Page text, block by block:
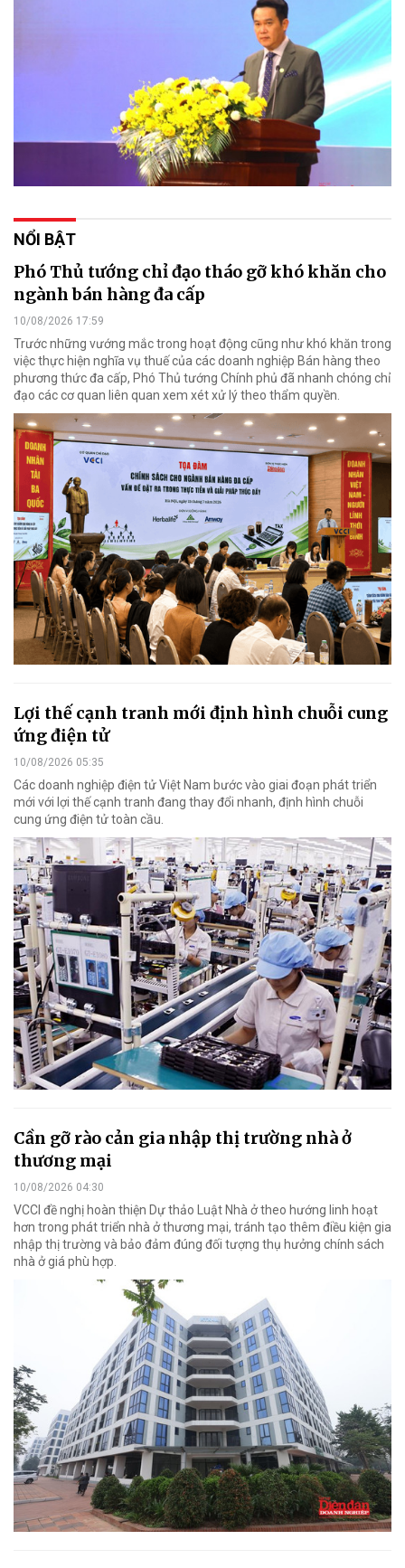
NỔI BẬT
Phó Thủ tướng chỉ đạo tháo gỡ khó khăn cho
ngành bán hàng đa cấp
10/08/2026 17:59
Trước những vướng mắc trong hoạt động cũng như khó khăn trong
việc thực hiện nghĩa vụ thuế của các doanh nghiệp Bán hàng theo
phương thức đa cấp, Phó Thủ tướng Chính phủ đã nhanh chóng chỉ
đạo các cơ quan liên quan xem xét xử lý theo thẩm quyền.
Lợi thế cạnh tranh mới định hình chuỗi cung
ứng điện tử
10/08/2026 05:35
Các doanh nghiệp điện tử Việt Nam bước vào giai đoạn phát triển
mới với lợi thế cạnh tranh đang thay đổi nhanh, định hình chuỗi
cung ứng điện tử toàn cầu.
Cần gỡ rào cản gia nhập thị trường nhà ở
thương mại
10/08/2026 04:30
VCCI đề nghị hoàn thiện Dự thảo Luật Nhà ở theo hướng linh hoạt
hơn trong phát triển nhà ở thương mại, tránh tạo thêm điều kiện gia
nhập thị trường và bảo đảm đúng đối tượng thụ hưởng chính sách
nhà ở giá phù hợp.